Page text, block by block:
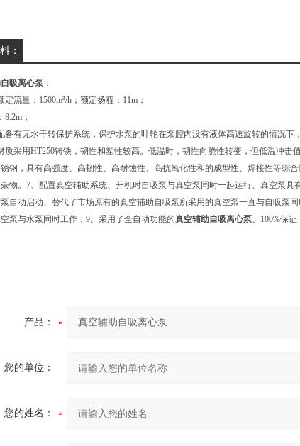
：
吸离心泵 ：
定流量：1500m³/h；额定扬程：11m；
8.2m；
备有无水干转保护系统，保护水泵的叶轮在泵腔内没有液体高速旋转的情况下
质采用HT250铸铁，韧性和塑性较高。低温时，韧性向脆性转变，但低温冲
钢，具有高强度、高韧性、高耐蚀性、高抗氧化性和的成型性、焊接性等综
物。7、配置真空辅助系统、开机时自吸泵与真空泵同时一起运行、真空泵
自动启动、替代了市场原有的真空辅助自吸泵所采用的真空泵一直与自吸泵
泵与水泵同时工作；9、采用了全自动功能的真空辅助自吸离心泵、100%保
产品：
您的单位：
您的姓名：